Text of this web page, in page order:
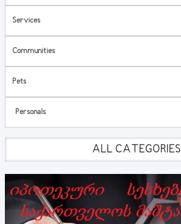
Services
Communities
Pets
Personals
ALL CATEGORIES